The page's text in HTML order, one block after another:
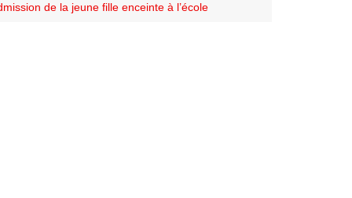
de la jeune fille enceinte à l’école